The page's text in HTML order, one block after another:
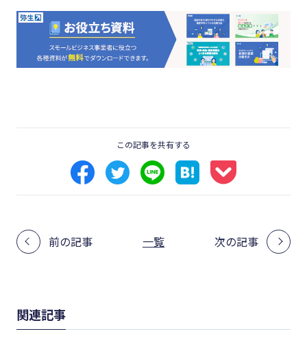
この記事を共有する
前の記事 一覧 次の記事
関連記事